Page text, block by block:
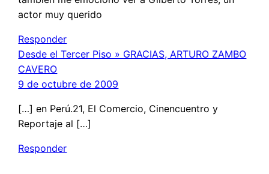
actor muy querido
Responder
Desde el Tercer Piso » GRACIAS, ARTURO ZAMBO
CAVERO
9 de octubre de 2009
[…] en Perú.21, El Comercio, Cinencuentro y
Reportaje al […]
Responder